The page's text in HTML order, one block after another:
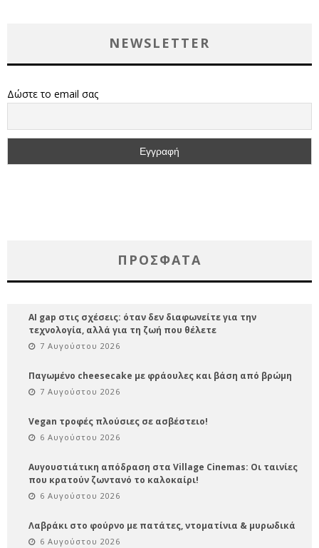
NEWSLETTER
Δώστε το email σας
ΠΡΌΣΦΑΤΑ
AI gap στις σχέσεις: όταν δεν διαφωνείτε για την
τεχνολογία, αλλά για τη ζωή που θέλετε
7 Αυγούστου 2026
Παγωμένο cheesecake με φράουλες και βάση από βρώμη
7 Αυγούστου 2026
Vegan τροφές πλούσιες σε ασβέστειο!
6 Αυγούστου 2026
Αυγουστιάτικη απόδραση στα Village Cinemas: Οι ταινίες
που κρατούν ζωντανό το καλοκαίρι!
6 Αυγούστου 2026
Λαβράκι στο φούρνο με πατάτες, ντοματίνια & μυρωδικά
6 Αυγούστου 2026